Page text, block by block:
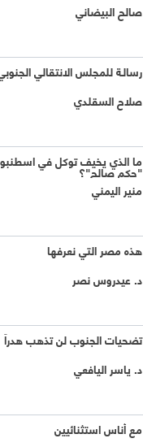
‏صالح البيضاني
رسالـة للمجلس الانتقالي
صلاح السقلدي
ما الذي يخيف توكل في
"حكم صالح"؟
منير اليمني
هذه مصر التي نعرفها
د. عيدروس نصر
تضحيات الجنوب لن تذهب هدراً
د. ياسر اليافعي
مع أناس استثنائيين